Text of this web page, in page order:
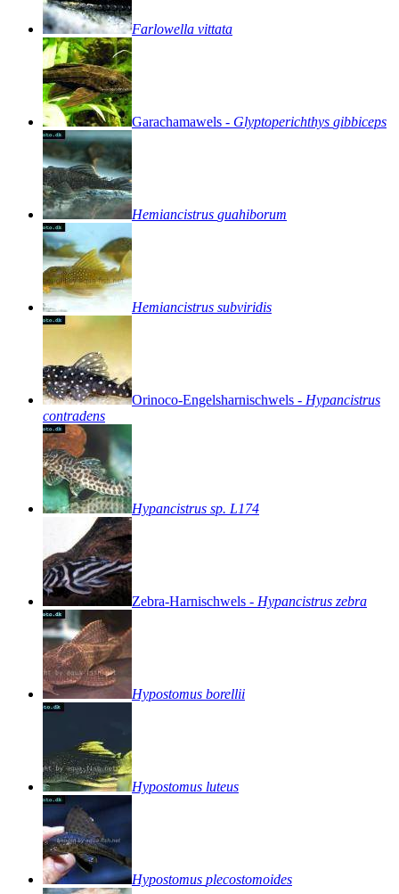
Farlowella vittata
Garachamawels - Glyptoperichthys gibbiceps
Hemiancistrus guahiborum
Hemiancistrus subviridis
Orinoco-Engelsharnischwels - Hypancistrus
contradens
Hypancistrus sp. L174
Zebra-Harnischwels - Hypancistrus zebra
Hypostomus borellii
Hypostomus luteus
Hypostomus plecostomoides